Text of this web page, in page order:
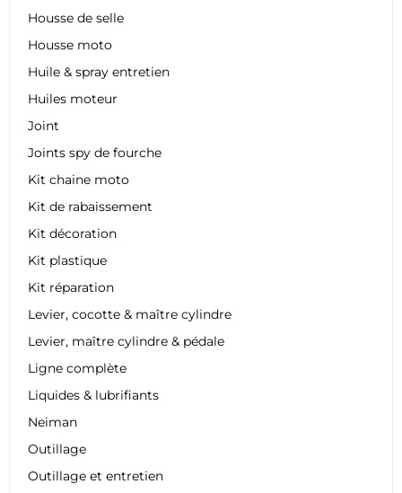
Housse de selle
Housse moto
Huile & spray entretien
Huiles moteur
Joint
Joints spy de fourche
Kit chaine moto
Kit de rabaissement
Kit décoration
Kit plastique
Kit réparation
Levier, cocotte & maître cylindre
Levier, maître cylindre & pédale
Ligne complète
Liquides & lubrifiants
Neiman
Outillage
Outillage et entretien